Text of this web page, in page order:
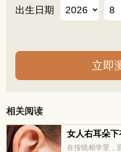
出生日期
相关阅读
在传统相学里，